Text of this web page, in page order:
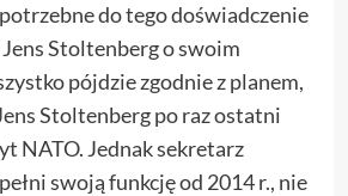
do tego doświadczenie
Stoltenberg o swoim
pójdzie zgodnie z planem,
Stoltenberg po raz ostatni
NATO. Jednak sekretarz
swoją funkcję od 2014 r., nie